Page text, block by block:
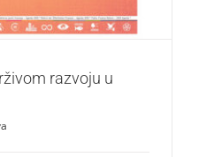
razvoju u